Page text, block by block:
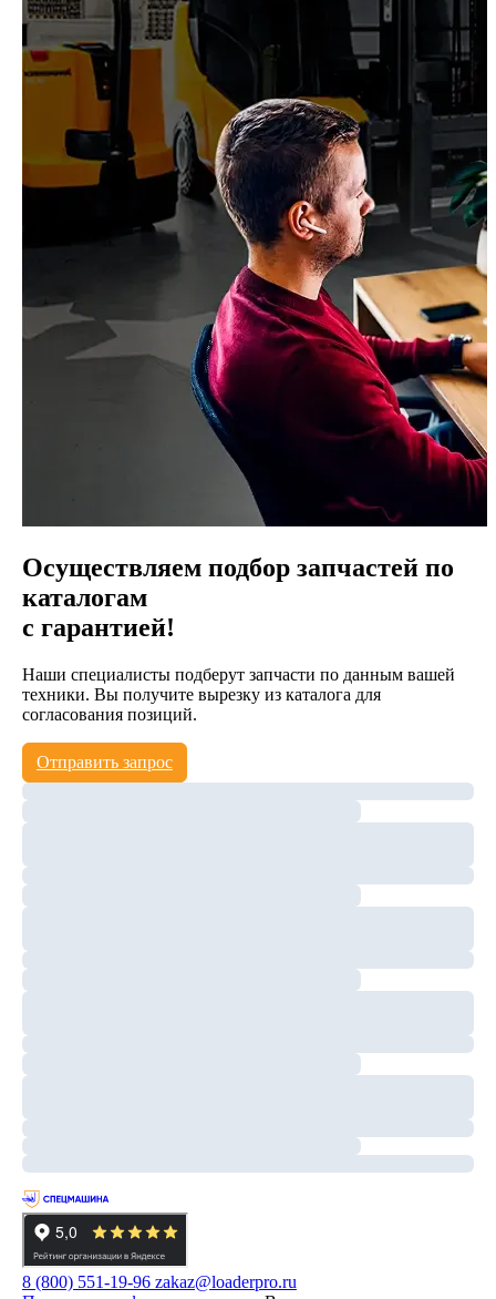
Осуществляем подбор запчастей по
каталогам
с гарантией!
Наши специалисты подберут запчасти по данным вашей
техники. Вы получите вырезку из каталога для
согласования позиций.
Отправить запрос
8 (800) 551-19-96 zakaz@loaderpro.ru